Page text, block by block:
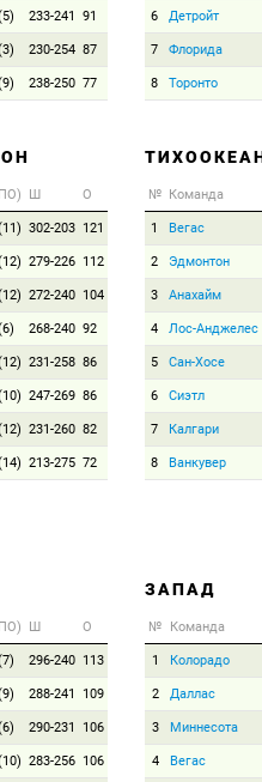
233-241 91
230-254 87
238-250 77
6 Детройт
7 Флорида
8 Торонто
Ш О
302-203 121
279-226 112
272-240 104
268-240 92
231-258 86
247-269 86
231-260 82
213-275 72
№ Команда
1 Вегас
2 Эдмонтон
3 Анахайм
4 Лос-Анджелес
5 Сан-Хосе
6 Сиэтл
7 Калгари
8 Ванкувер
Ш О
296-240 113
288-241 109
290-231 106
283-256 106
ЗАПАД
№ Команда
1 Колорадо
2 Даллас
3 Миннесота
4 Вегас